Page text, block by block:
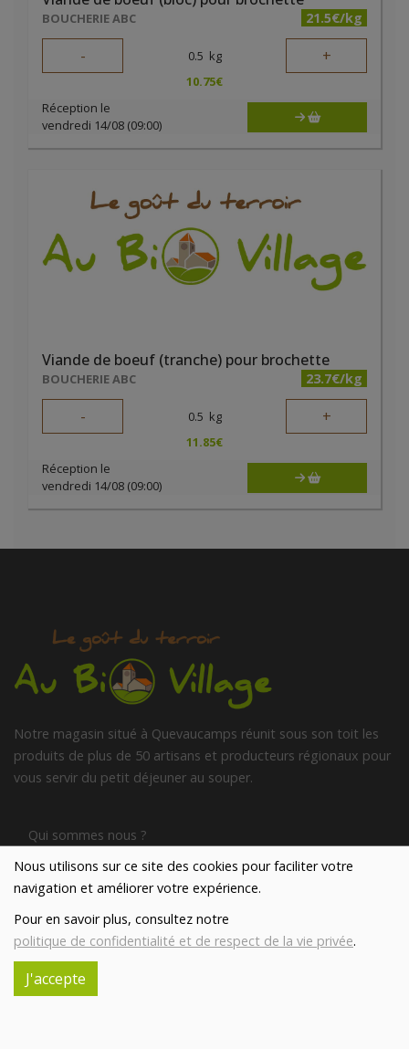
Nous utilisons sur ce site des cookies pour faciliter votre
navigation et améliorer votre expérience.
Pour en savoir plus, consultez notre
politique de confidentialité et de respect de la vie privée.
J'accepte
BOUCHERIE ABC 21.5€/kg
- 0.5 kg +
10.75€
Réception le
vendredi 14/08 (09:00)
Viande de boeuf (tranche) pour brochette
BOUCHERIE ABC 23.7€/kg
- 0.5 kg +
11.85€
Réception le
vendredi 14/08 (09:00)
Notre magasin situé à Quevaucamps réunit sous son toit les
produits de plus de 50 artisans et producteurs régionaux pour
vous servir du petit déjeuner au souper.
Qui sommes nous ?
Le blog
Contact